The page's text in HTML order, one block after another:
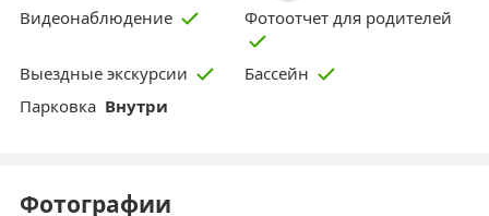
Видеонаблюдение
Фотоотчет для родителей
Выездные экскурсии
Бассейн
Парковка Внутри
Фотографии